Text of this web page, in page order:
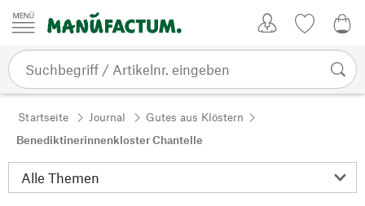
Zum Inhalt springen
Startseite Journal
Gutes aus Klöstern
Benediktinerinnenkloster Chantelle